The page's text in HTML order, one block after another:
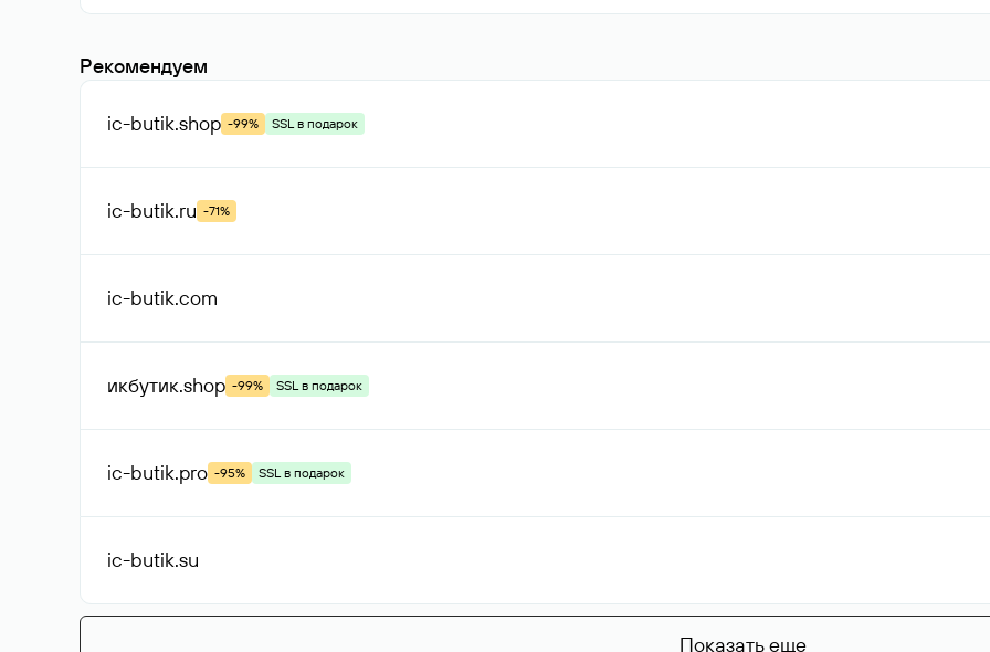
Рекомендуем
ic-butik.shop -99% SSL в подарок
ic-butik.ru -71%
ic-butik.com
икбутик.shop -99% SSL в подарок
ic-butik.pro -95% SSL в подарок
ic-butik.su
Показать еще